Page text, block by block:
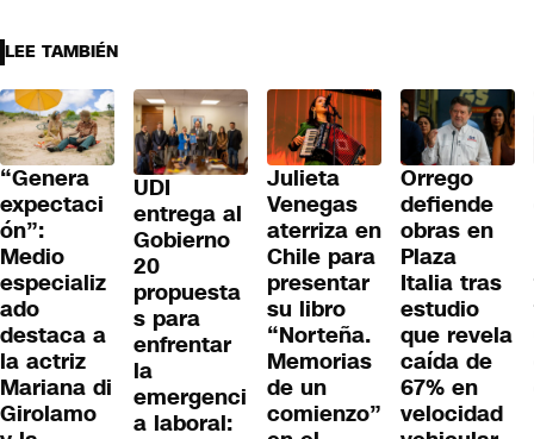
LEE TAMBIÉN
“Genera
expectaci
ón”:
Medio
especializ
ado
destaca a
la actriz
Mariana di
Girolamo
UDI
entrega al
Gobierno
20
propuesta
s para
enfrentar
la
emergenci
a laboral:
Julieta
Venegas
aterriza en
Chile para
presentar
su libro
“Norteña.
Memorias
de un
comienzo”
Orrego
defiende
obras en
Plaza
Italia tras
estudio
que revela
caída de
67% en
velocidad